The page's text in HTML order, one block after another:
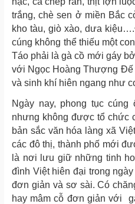
trắng, chè sen ở miền Bắc
kho tàu, giò xào, dưa
cúng không thể thiếu một
Táo phải là gà cồ mới gáy
với Ngọc Hoàng Thượng Đế
và sinh khí hiên ngang như
Ngày nay, phong tục
nhưng không được tổ chức
bản sắc văn hóa làng xã
các đô thị, thành phố mới
là nơi lưu giữ những tinh
đình Việt hiên đại trong
đơn giản và sơ sài. Có
hay mâm cỗ đơn giản với